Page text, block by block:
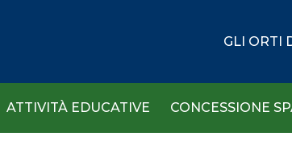
GLI ORTI
ATTIVITÀ EDUCATIVE CONCESSIONE